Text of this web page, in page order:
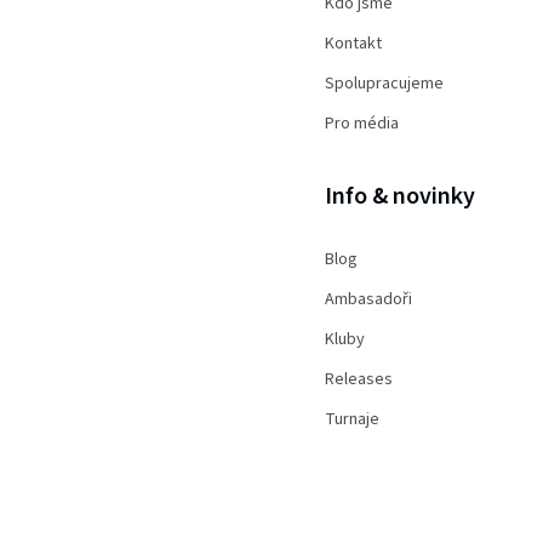
Kontakt
Spolupracujeme
Pro média
Info & novinky
Blog
Ambasadoři
Kluby
Releases
Turnaje